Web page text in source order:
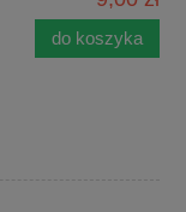
do koszyka